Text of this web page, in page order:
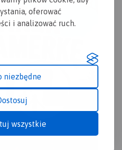
oferować
i analizować ruch.
niezbędne
wszystkie